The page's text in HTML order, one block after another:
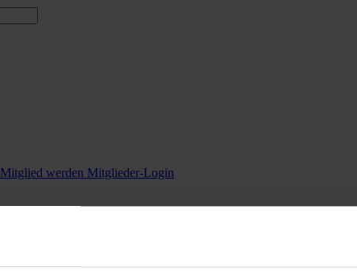
Mitglied werden Mitglieder-Login